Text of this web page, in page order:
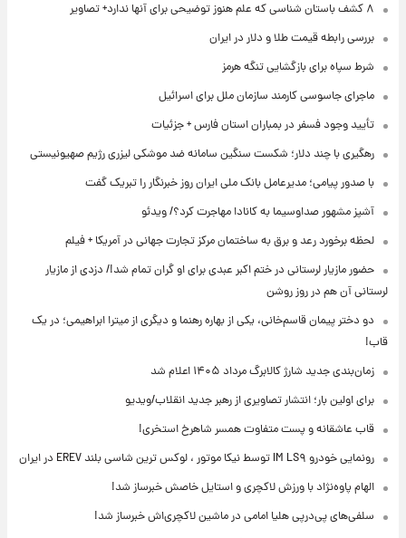
۸ کشف باستان شناسی که علم هنوز توضیحی برای آنها ندارد+ تصاویر
بررسی رابطه قیمت طلا و دلار در ایران
شرط سپاه برای بازگشایی تنگه هرمز
ماجرای جاسوسی کارمند سازمان ملل برای اسرائیل
تأیید وجود فسفر در بمباران استان فارس + جزئیات
رهگیری با چند دلار؛ شکست سنگین سامانه ضد موشکی لیزری رژیم صهیونیستی
با صدور پیامی؛ مدیرعامل بانک ملی ایران روز خبرنگار را تبریک گفت
آشپز مشهور صداوسیما به کانادا مهاجرت کرد؟/ ویدئو
لحظه برخورد رعد و برق به ساختمان مرکز تجارت جهانی در آمریکا + فیلم
حضور مازیار لرستانی در ختم اکبر عبدی برای او گران تمام شد!/ دزدی از مازیار
لرستانی آن هم در روز روشن
دو دختر پیمان قاسم‌خانی، یکی از بهاره رهنما و دیگری از میترا ابراهیمی؛ در یک
قاب!
زمان‌بندی جدید شارژ کالابرگ مرداد ۱۴۰۵ اعلام شد
برای اولین بار؛ انتشار تصاویری از رهبر جدید انقلاب/ویدیو
قاب عاشقانه و پست متفاوت همسر شاهرخ استخری!
رونمایی خودرو IM LS۹ توسط نیکا موتور ، لوکس ترین شاسی بلند EREV در ایران
الهام پاوه‌نژاد با ورزش لاکچری و استایل خاصش خبرساز شد!
سلفی‌های پی‌درپی هلیا امامی در ماشین لاکچری‌اش خبرساز شد!